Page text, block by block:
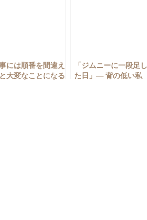
には順番を間違え
大変なことになる
「ジムニーに一段足し
た日」― 背の低い私